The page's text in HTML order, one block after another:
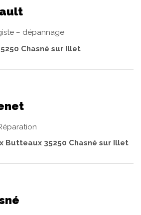
– dépannage
Chasné sur Illet
Butteaux 35250 Chasné sur Illet